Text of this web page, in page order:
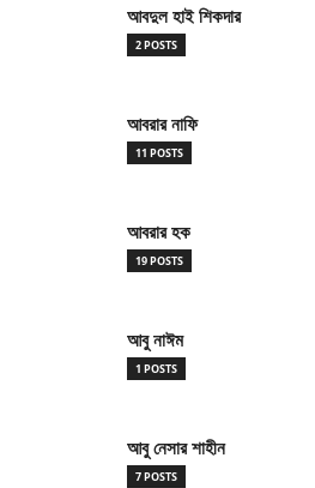
আবদুল হাই শিকদার
2 POSTS
আবরার নাফি
11 POSTS
আবরার হক
19 POSTS
আবু নাঈম
1 POSTS
আবু নেসার শাহীন
7 POSTS